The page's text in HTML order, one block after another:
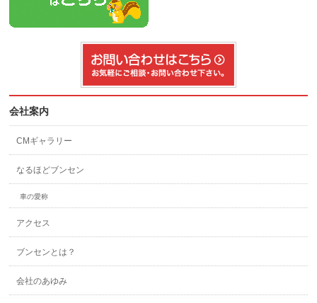
会社案内
CMギャラリー
なるほどブンセン
車の愛称
アクセス
ブンセンとは？
会社のあゆみ